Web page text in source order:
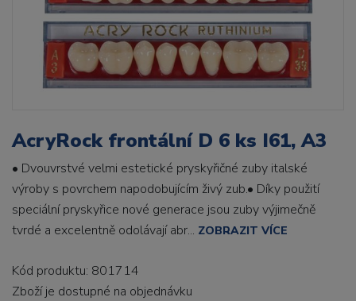
AcryRock frontální D 6 ks I61, A3
• Dvouvrstvé velmi estetické pryskyřičné zuby italské
výroby s povrchem napodobujícím živý zub.• Díky použití
speciální pryskyřice nové generace jsou zuby výjimečně
tvrdé a excelentně odolávají abr... ZOBRAZIT VÍCE
Kód produktu: 801714
Zboží je dostupné na objednávku